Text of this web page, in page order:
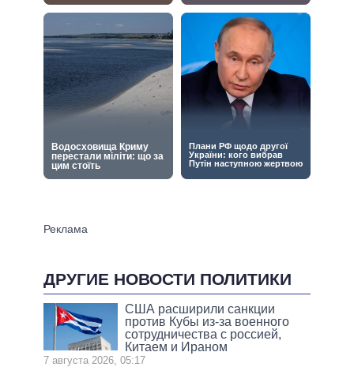
ДРУГИЕ НОВОСТИ ПОЛИТИКИ
США расширили санкции
против Кубы из-за военного
сотрудничества с россией,
Китаем и Ираном
7 августа 2026, 05:17